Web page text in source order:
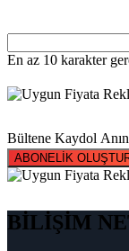
En az 10 karakter
Bültene Kaydol
ABONELİK
BİLİŞİM